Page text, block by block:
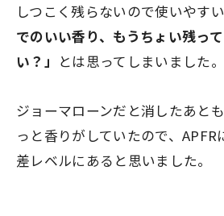
しつこく残らないので使いやすい
でのいい香り、もうちょい残っ
い？」 とは思ってしまいました。
ジョーマローンだと消したあと
っと香りがしていたので、
差レベルにあると思いました。